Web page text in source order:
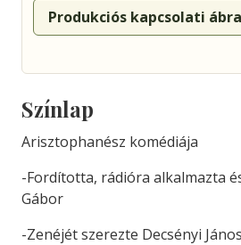
Produkciós kapcsolati
Színlap
Arisztophanész komédiája
-Fordította, rádióra alkalmazta
Gábor
-Zenéjét szerezte Decsényi János